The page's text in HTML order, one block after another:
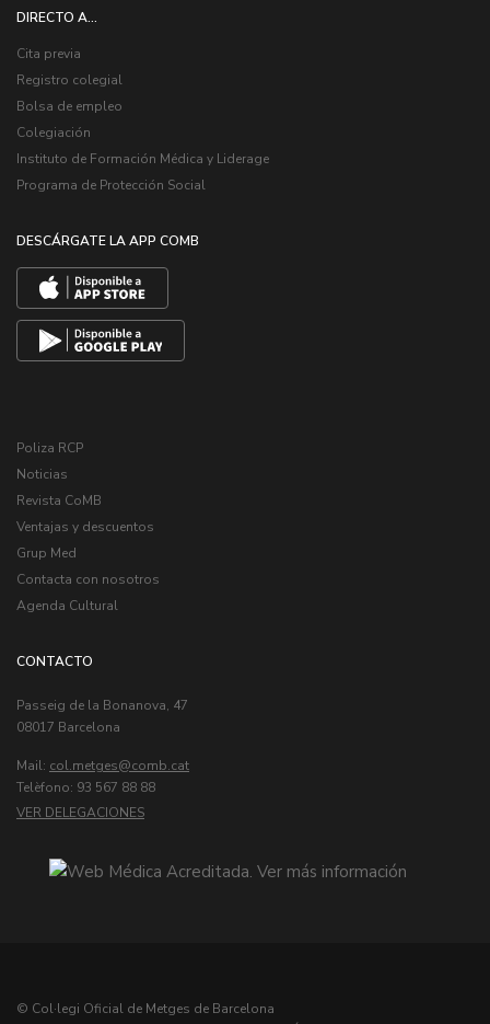
DIRECTO A...
Cita previa
Registro colegial
Bolsa de empleo
Colegiación
Instituto de Formación Médica y Liderage
Programa de Protección Social
DESCÁRGATE LA APP COMB
Poliza RCP
Noticias
Revista CoMB
Ventajas y descuentos
Grup Med
Contacta con nosotros
Agenda Cultural
CONTACTO
Passeig de la Bonanova, 47
08017 Barcelona
Mail: col.metges
Telèfono: 93 567 88 88
VER DELEGACIONES
© Col·legi Oficial de Metges de Barcelona